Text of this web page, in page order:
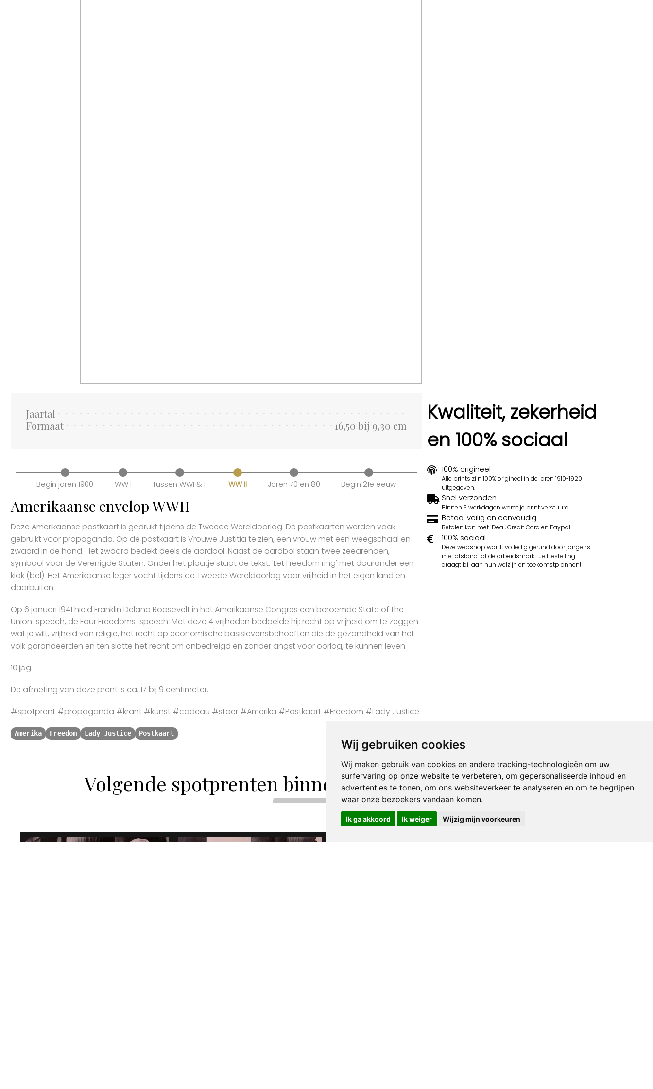
Wij gebruiken cookies
Wij maken gebruik van cookies en andere tracking-technologieën om uw
surfervaring op onze website te verbeteren, om gepersonaliseerde inhoud en
advertenties te tonen, om ons websiteverkeer te analyseren en om te begrijpen
waar onze bezoekers vandaan komen.
Ik ga akkoord Ik weiger Wijzig mijn voorkeuren
Jaartal
Formaat
16,50 bij 9,30 cm
Begin jaren 1900 WW I Tussen WWI & II WW II Jaren 70 en 80 Begin 21e eeuw
Amerikaanse envelop WWII
Deze Amerikaanse postkaart is gedrukt tijdens de Tweede Wereldoorlog. De postkaarten werden vaak
gebruikt voor propaganda. Op de postkaart is Vrouwe Justitia te zien, een vrouw met een weegschaal en
zwaard in de hand. Het zwaard bedekt deels de aardbol. Naast de aardbol staan twee zeearenden,
symbool voor de Verenigde Staten. Onder het plaatje staat de tekst: 'Let Freedom ring' met daaronder een
klok (bel). Het Amerikaanse leger vocht tijdens de Tweede Wereldoorlog voor vrijheid in het eigen land en
daarbuiten.
Op 6 januari 1941 hield Franklin Delano Roosevelt in het Amerikaanse Congres een beroemde State of the
Union-speech, de Four Freedoms-speech. Met deze 4 vrijheden bedoelde hij: recht op vrijheid om te zeggen
wat je wilt, vrijheid van religie, het recht op economische basislevensbehoeften die de gezondheid van het
volk garandeerden en ten slotte het recht om onbedreigd en zonder angst voor oorlog, te kunnen leven.
10.jpg.
De afmeting van deze prent is ca. 17 bij 9 centimeter.
#spotprent #propaganda #krant #kunst #cadeau #stoer #Amerika #Postkaart #Freedom #Lady Justice
Amerika Freedom Lady Justice Postkaart
Kwaliteit, zekerheid
en 100% sociaal
100% origineel
Alle prints zijn 100% origineel in de jaren 1910-1920
uitgegeven.
Snel verzonden
Binnen 3 werkdagen wordt je print verstuurd.
Betaal veilig en eenvoudig
Betalen kan met iDeal, Credit Card en Paypal.
100% sociaal
Deze webshop wordt volledig gerund door jongens
met afstand tot de arbeidsmarkt. Je bestelling
draagt bij aan hun welzijn en toekomstplannen!
Volgende spotprenten binnen de categorie Postkaarten